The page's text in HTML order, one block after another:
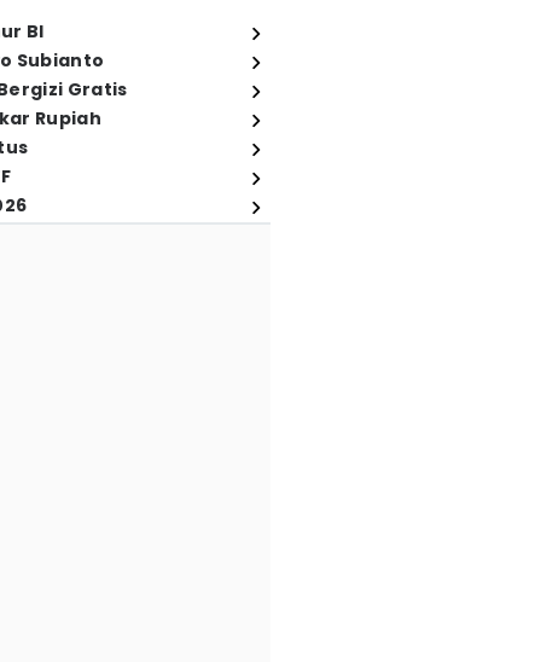
BI
Subianto
Gratis
Rupiah